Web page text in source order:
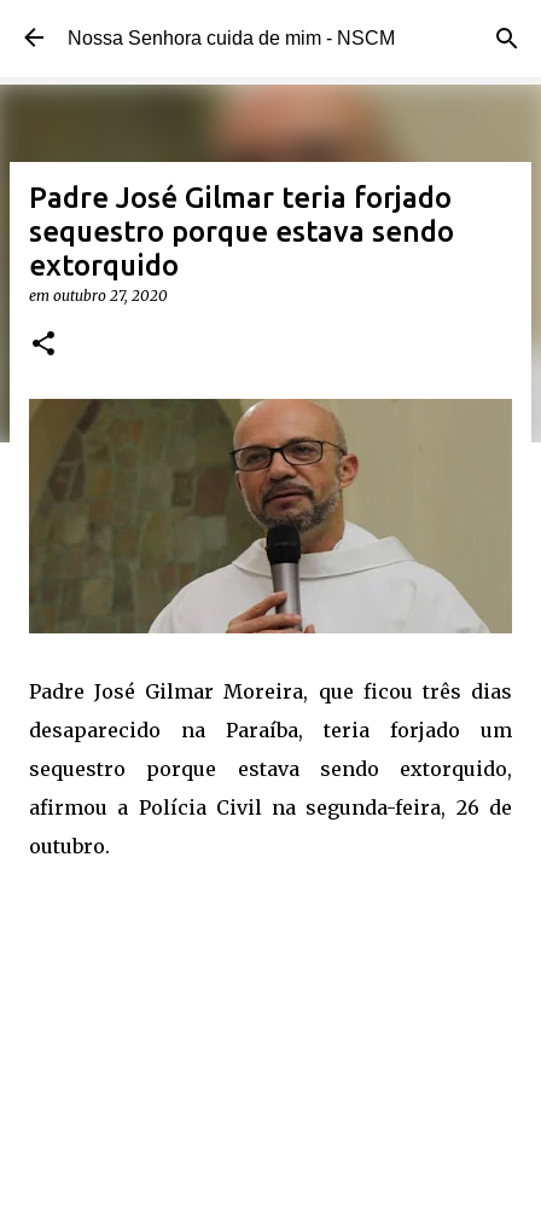
Pular para o conteúdo principal
Nossa Senhora cuida de mim - NSCM
Padre José Gilmar teria forjado
sequestro porque estava sendo
extorquido
em outubro 27, 2020
Padre José Gilmar Moreira, que ficou três dias
desaparecido na Paraíba, teria forjado um
sequestro porque estava sendo extorquido,
afirmou a Polícia Civil na segunda-feira, 26 de
outubro.